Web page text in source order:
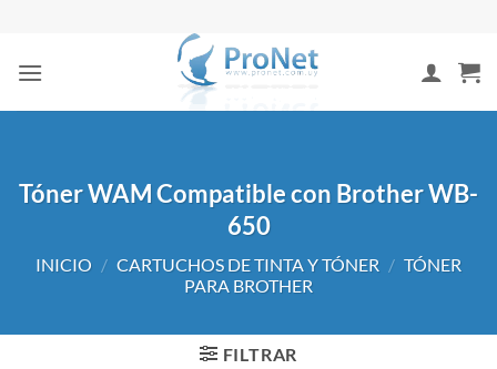
contenido
Tóner WAM Compatible con Brother WB-
650
INICIO / CARTUCHOS DE TINTA Y TÓNER / TÓNER
PARA BROTHER
FILTRAR